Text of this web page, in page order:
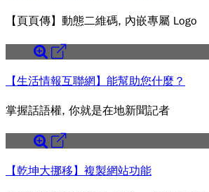
【頁頁傳】動態二維碼, 內嵌專屬 Logo
【生活情報互聯網】能幫助您什麼？
掌握話語權, 你就是在地新聞記者
【乾坤大挪移】複製網站功能